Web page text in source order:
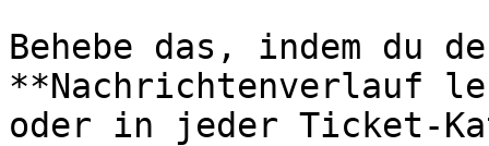
Behebe das, indem du
**Nachrichtenverlauf
oder in jeder Ticket-